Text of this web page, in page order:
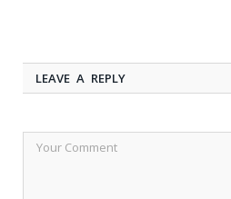
LEAVE A REPLY